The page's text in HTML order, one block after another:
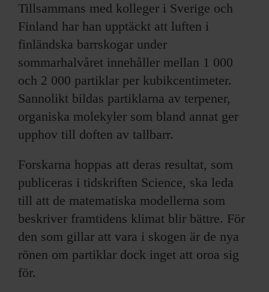
Tillsammans med kolleger i Sverige och
Finland har han upptäckt att luften i
finländska barrskogar under
sommarhalvåret innehåller mellan 1 000
och 2 000 partiklar per kubikcentimeter.
Sannolikt bildas partiklarna av terpener,
organiska molekyler som bland annat ger
upphov till doften av tallbarr.
Forskarna hoppas att deras resultat, som
publiceras i tidskriften Science, ska leda
till att de matematiska modellerna som
beskriver framtidens klimat blir bättre. För
den som gillar att vara i skogen är de nya
rönen om partiklar dock inget att oroa sig
för.